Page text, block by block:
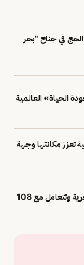
في جناح "بحر
الحياة» العالمية
تعزز مكانتها وجهة
أمانة جدة تنفذ 1,886 جولة رقابية بحرية وتتعامل مع 108